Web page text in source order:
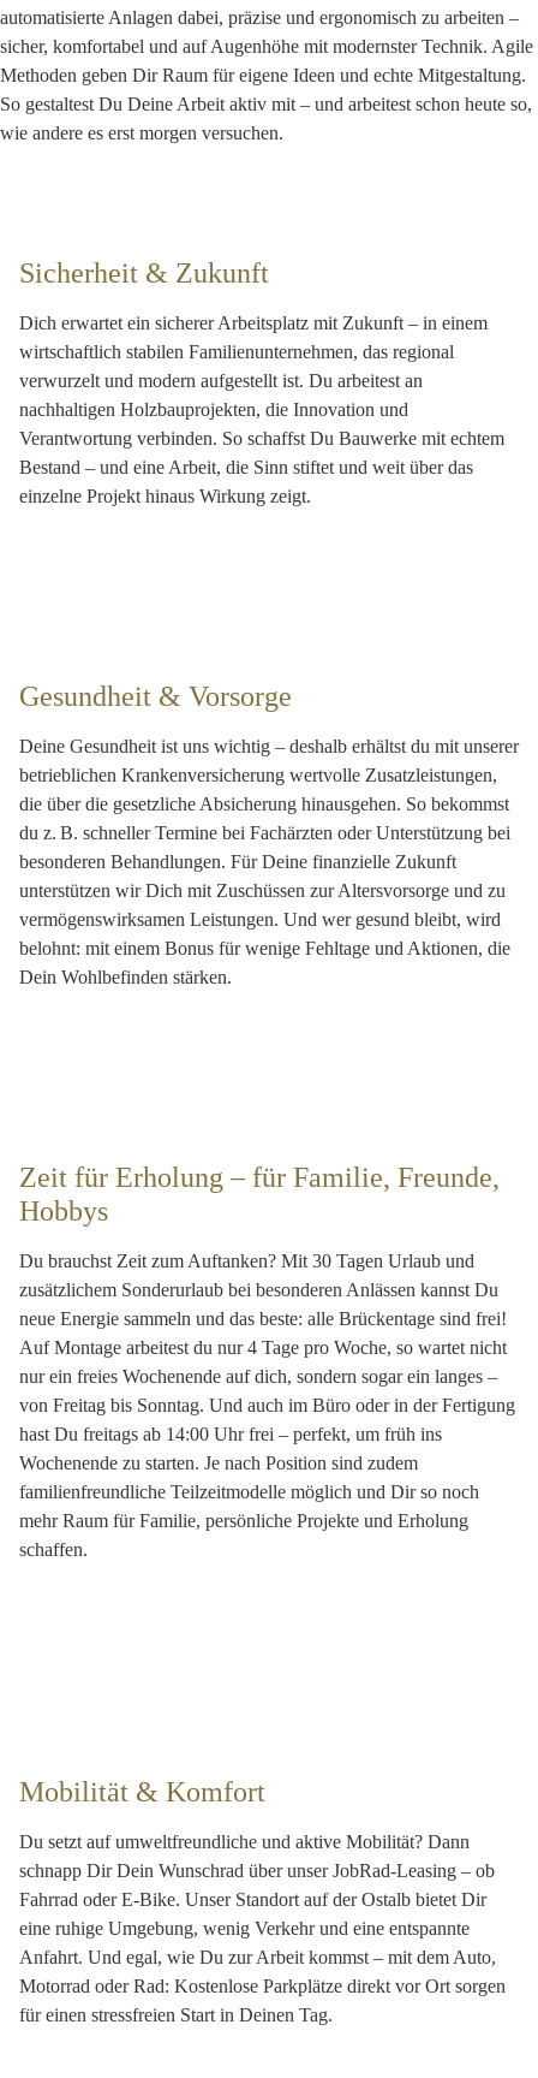
automatisierte Anlagen dabei, präzise und ergonomisch zu arbeiten –
sicher, komfortabel und auf Augenhöhe mit modernster Technik. Agile
Methoden geben Dir Raum für eigene Ideen und echte Mitgestaltung.
So gestaltest Du Deine Arbeit aktiv mit – und arbeitest schon heute so,
wie andere es erst morgen versuchen.
Sicherheit & Zukunft
Dich erwartet ein sicherer Arbeitsplatz mit Zukunft – in einem
wirtschaftlich stabilen Familienunternehmen, das regional
verwurzelt und modern aufgestellt ist. Du arbeitest an
nachhaltigen Holzbauprojekten, die Innovation und
Verantwortung verbinden. So schaffst Du Bauwerke mit echtem
Bestand – und eine Arbeit, die Sinn stiftet und weit über das
einzelne Projekt hinaus Wirkung zeigt.
Gesundheit & Vorsorge
Deine Gesundheit ist uns wichtig – deshalb erhältst du mit unserer
betrieblichen Krankenversicherung wertvolle Zusatzleistungen,
die über die gesetzliche Absicherung hinausgehen. So bekommst
du z. B. schneller Termine bei Fachärzten oder Unterstützung bei
besonderen Behandlungen. Für Deine finanzielle Zukunft
unterstützen wir Dich mit Zuschüssen zur Altersvorsorge und zu
vermögenswirksamen Leistungen. Und wer gesund bleibt, wird
belohnt: mit einem Bonus für wenige Fehltage und Aktionen, die
Dein Wohlbefinden stärken.
Zeit für Erholung – für Familie, Freunde,
Hobbys
Du brauchst Zeit zum Auftanken? Mit 30 Tagen Urlaub und
zusätzlichem Sonderurlaub bei besonderen Anlässen kannst Du
neue Energie sammeln und das beste: alle Brückentage sind frei!
Auf Montage arbeitest du nur 4 Tage pro Woche, so wartet nicht
nur ein freies Wochenende auf dich, sondern sogar ein langes –
von Freitag bis Sonntag. Und auch im Büro oder in der Fertigung
hast Du freitags ab 14:00 Uhr frei – perfekt, um früh ins
Wochenende zu starten. Je nach Position sind zudem
familienfreundliche Teilzeitmodelle möglich und Dir so noch
mehr Raum für Familie, persönliche Projekte und Erholung
schaffen.
Mobilität & Komfort
Du setzt auf umweltfreundliche und aktive Mobilität? Dann
schnapp Dir Dein Wunschrad über unser JobRad-Leasing – ob
Fahrrad oder E-Bike. Unser Standort auf der Ostalb bietet Dir
eine ruhige Umgebung, wenig Verkehr und eine entspannte
Anfahrt. Und egal, wie Du zur Arbeit kommst – mit dem Auto,
Motorrad oder Rad: Kostenlose Parkplätze direkt vor Ort sorgen
für einen stressfreien Start in Deinen Tag.